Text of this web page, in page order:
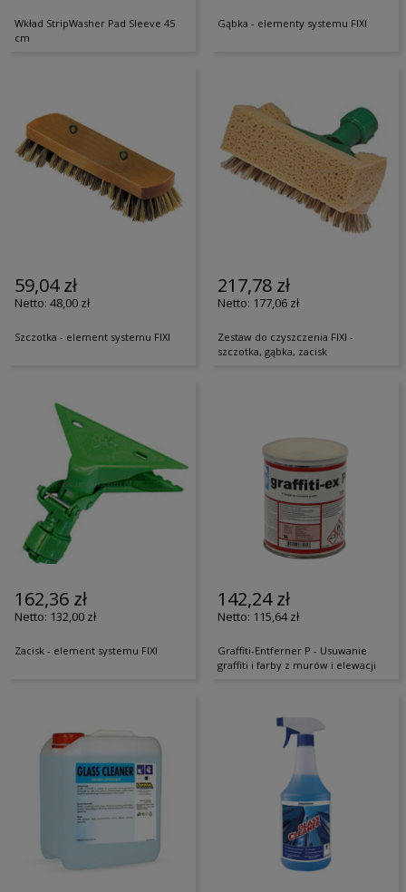
Wkład StripWasher Pad Sleeve 45
cm
Gąbka - elementy systemu FIXI
59,04 zł
48,00 zł
Szczotka - element systemu FIXI
217,78 zł
177,06 zł
Zestaw do czyszczenia FIXI -
szczotka, gąbka, zacisk
162,36 zł
132,00 zł
Zacisk - element systemu FIXI
142,24 zł
115,64 zł
Graffiti-Entferner P - Usuwanie
graffiti i farby z murów i elewacji